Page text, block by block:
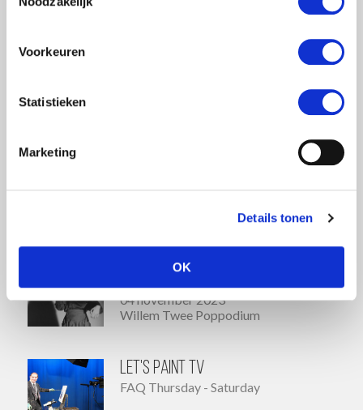
Voorkeuren
Statistieken
Marketing
Details tonen
OK
John Zorn in 's-Hertogenbosch III
Tot Onyx
FAQ Festival Saturday
04 november 2023
Willem Twee Poppodium
Let's Paint TV
FAQ Thursday - Saturday